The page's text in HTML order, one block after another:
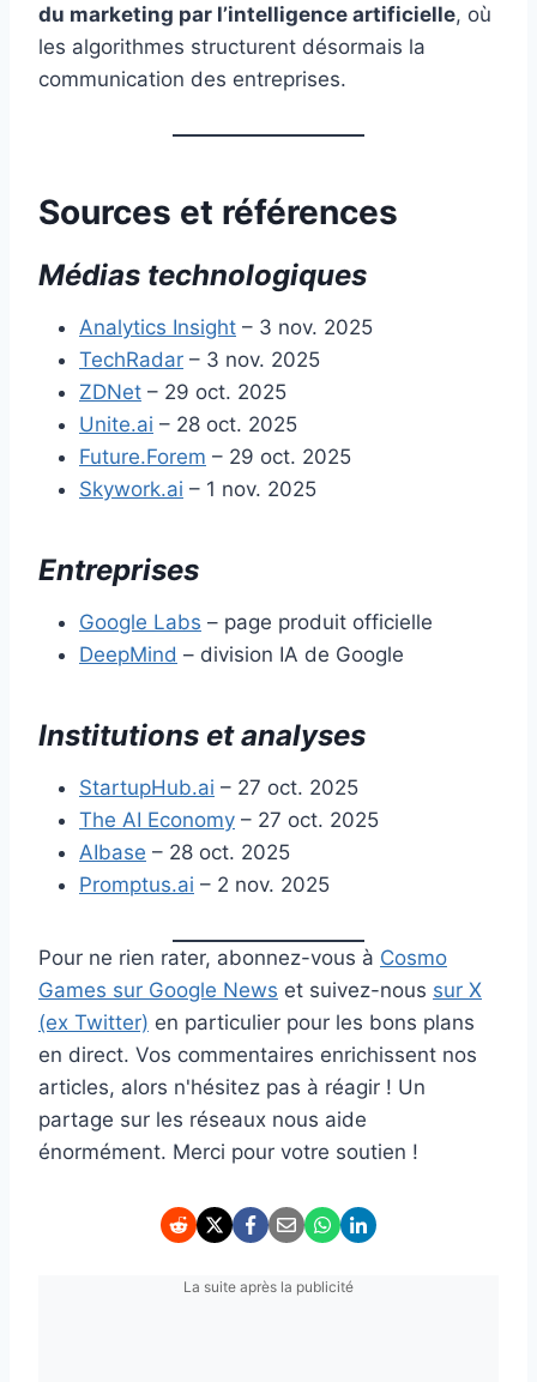
du marketing par l’intelligence artificielle, où
les algorithmes structurent désormais la
communication des entreprises.
Sources et références
Médias technologiques
Analytics Insight – 3 nov. 2025
TechRadar – 3 nov. 2025
ZDNet – 29 oct. 2025
Unite.ai – 28 oct. 2025
Future.Forem – 29 oct. 2025
Skywork.ai – 1 nov. 2025
Entreprises
Google Labs – page produit officielle
DeepMind – division IA de Google
Institutions et analyses
StartupHub.ai – 27 oct. 2025
The AI Economy – 27 oct. 2025
AIbase – 28 oct. 2025
Promptus.ai – 2 nov. 2025
Pour ne rien rater, abonnez-vous à Cosmo
Games sur Google News et suivez-nous sur X
(ex Twitter) en particulier pour les bons plans
en direct. Vos commentaires enrichissent nos
articles, alors n'hésitez pas à réagir ! Un
partage sur les réseaux nous aide
énormément. Merci pour votre soutien !
La suite après la publicité